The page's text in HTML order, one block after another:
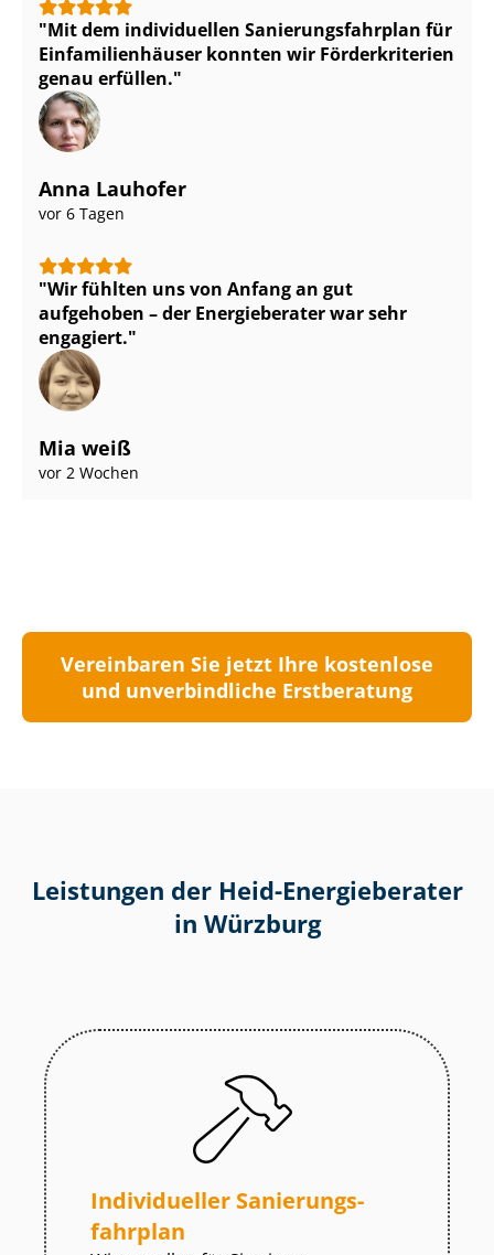
Mit dem individuellen Sa­nie­rungs­fahr­plan für
Ein­fa­mi­li­en­häu­ser konnten wir Förderkriterien
genau erfüllen.
Anna Lauhofer
vor 6 Tagen
Wir fühlten uns von Anfang an gut
aufgehoben – der Energieberater war sehr
engagiert.
Mia weiß
vor 2 Wochen
Vereinbaren Sie jetzt Ihre kostenlose
und unverbindliche Erstberatung
Leistungen der Heid-Energieberater
in Würzburg
Individueller Sa­nie­rungs­
fahr­plan